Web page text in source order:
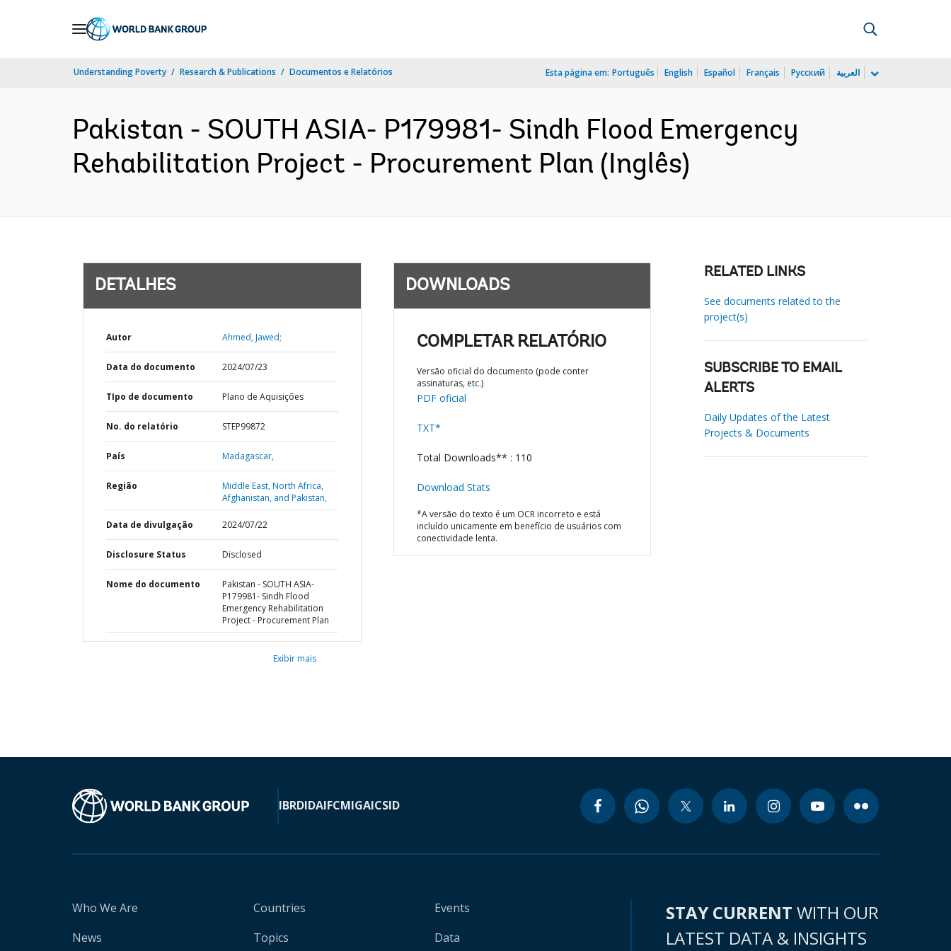
Understanding Poverty Research & Publications Documentos e Relatórios Esta página em: Português English Español Français Русский العربية
Pakistan - SOUTH ASIA- P179981- Sindh Flood Emergency
Rehabilitation Project - Procurement Plan (Inglês)
DETALHES
Autor Ahmed, Jawed;
Data do documento 2024/07/23
TIpo de documento Plano de Aquisições
No. do relatório STEP99872
País Madagascar,
Região
Middle East, North Africa,
Afghanistan, and Pakistan,
Data de divulgação 2024/07/22
Disclosure Status Disclosed
Nome do documento
Pakistan - SOUTH ASIA-
P179981- Sindh Flood
Emergency Rehabilitation
Project - Procurement Plan
Exibir mais
DOWNLOADS
COMPLETAR RELATÓRIO
Versão oficial do documento (pode conter
assinaturas, etc.)
PDF oficial
TXT*
Total Downloads** : 110
Download Stats
*A versão do texto é um OCR incorreto e está
incluído unicamente em benefício de usuários com
conectividade lenta.
RELATED LINKS
See documents related to the
project(s)
SUBSCRIBE TO EMAIL
ALERTS
Daily Updates of the Latest
Projects & Documents
IBRDIDAIFCMIGAICSID
Who We Are
News
Countries
Topics
Events
Data
STAY CURRENT WITH OUR
LATEST DATA & INSIGHTS